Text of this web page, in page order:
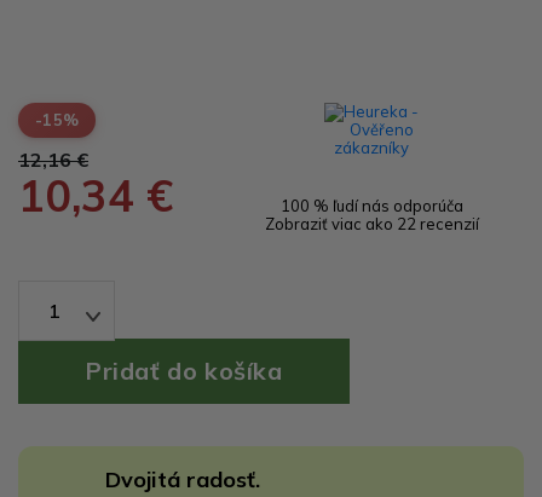
-15%
12,16 €
10,34 €
100 % ľudí nás odporúča
Zobraziť viac ako 22 recenzií
1
Dvojitá radosť.